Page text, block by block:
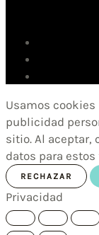
Usamos
publicidad
sitio. Al aceptar,
datos para
RECHAZAR
Privacidad